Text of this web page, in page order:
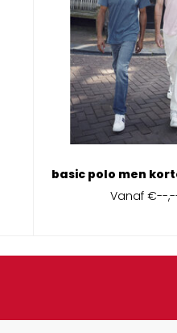
basic polo men
Vanaf €--